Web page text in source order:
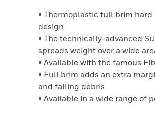
• Thermoplastic full brim
design
• The technically-advanced
spreads weight over a wide
• Available with the famous
• Full brim adds an extra
and falling debris
• Available in a wide range of